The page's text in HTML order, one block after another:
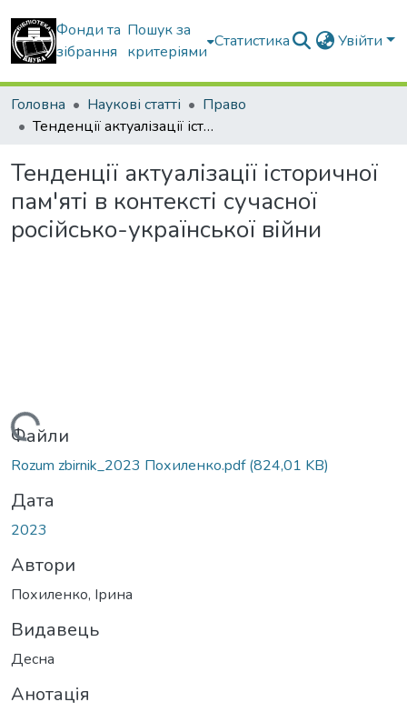
Фонди та
зібрання
Пошук за
критеріями
Статистика Увійти
Головна Наукові статті
Право
Тенденції актуалізації історичної пам'яті в контексті сучасної російсько-української війни
Тенденції актуалізації історичної
пам'яті в контексті сучасної
російсько-української війни
Файли
Rozum zbirnik_2023 Похиленко.pdf(824,01 KB)
Дата
2023
Автори
Похиленко, Ірина
Видавець
Десна
Анотація